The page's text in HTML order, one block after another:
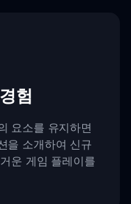
험
요소를 유지하면
을 소개하여 신규
운 게임 플레이를